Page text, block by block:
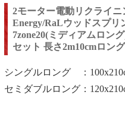
2モーター電動リクライニ
Energy/RaLウッドスプリ
7zone20(ミディアムロン
セット 長さ2m10cmロン
シングルロング ：
セミダブルロング：120x210